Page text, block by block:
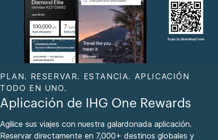
PLAN. RESERVAR. ESTANCIA. APLICACIÓN
TODO EN UNO.
Aplicación de IHG One Rewards
Agilice sus viajes con nuestra galardonada aplicación.
Reservar directamente en 7,000+ destinos globales y